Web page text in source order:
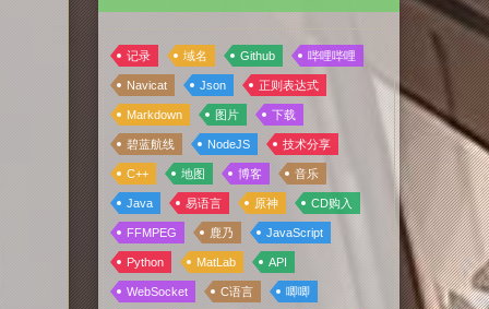
记录 域名 Github 哔哩哔哩
Navicat Json 正则表达式
Markdown 图片 下载
碧蓝航线 NodeJS 技术分享
C++ 地图 博客 音乐
Java 易语言 原神 CD购入
FFMPEG 鹿乃 JavaScript
Python MatLab API
WebSocket C语言 唧唧